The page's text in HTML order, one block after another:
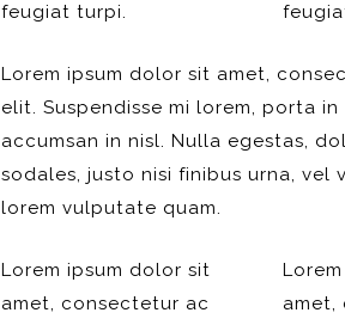
feugiat turpi.
Lorem ipsum dolor sit amet,
elit. Suspendisse mi lorem, porta in
accumsan in nisl. Nulla egestas,
sodales, justo nisi finibus urna, vel
lorem vulputate quam.
Lorem ipsum dolor sit
amet, consectetur ac
amet,